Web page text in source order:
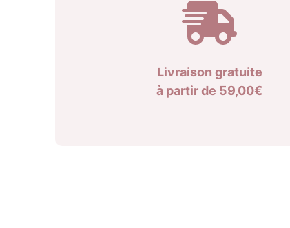
Livraison gratuite
à partir de 59,00€